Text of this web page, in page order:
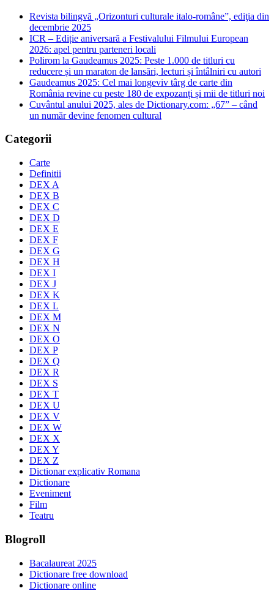
Revista bilingvă „Orizonturi culturale italo-române”, ediţia din
decembrie 2025
ICR – Ediție aniversară a Festivalului Filmului European
2026: apel pentru parteneri locali
Polirom la Gaudeamus 2025: Peste 1.000 de titluri cu
reducere și un maraton de lansări, lecturi și întâlniri cu autori
Gaudeamus 2025: Cel mai longeviv târg de carte din
România revine cu peste 180 de expozanți și mii de titluri noi
Cuvântul anului 2025, ales de Dictionary.com: „67” – când
un număr devine fenomen cultural
Categorii
Carte
Definitii
DEX A
DEX B
DEX C
DEX D
DEX E
DEX F
DEX G
DEX H
DEX I
DEX J
DEX K
DEX L
DEX M
DEX N
DEX O
DEX P
DEX Q
DEX R
DEX S
DEX T
DEX U
DEX V
DEX W
DEX X
DEX Y
DEX Z
Dictionar explicativ Romana
Dictionare
Eveniment
Film
Teatru
Blogroll
Bacalaureat 2025
Dictionare free download
Dictionare online